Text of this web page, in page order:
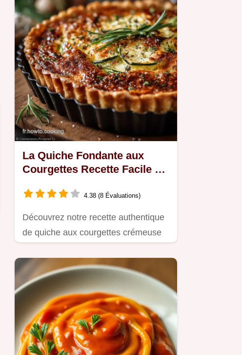
La Quiche Fondante aux
Courgettes Recette Facile et
4.38 (8 Évaluations)
Découvrez notre recette authentique
de quiche aux courgettes crémeuse